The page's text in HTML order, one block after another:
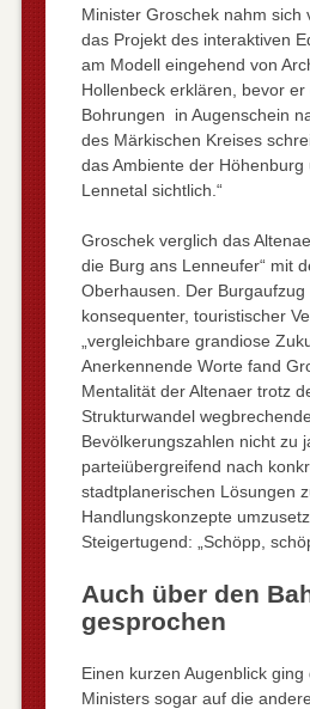
Minister Groschek nahm sich
das Projekt des interaktiven
am Modell eingehend von
Hollenbeck erklären, bevor
Bohrungen in Augenschein
des Märkischen Kreises
das Ambiente der Höhenburg
Lennetal sichtlich.“
Groschek verglich das
die Burg ans Lenneufer“ mit
Oberhausen. Der Burgaufzug
konsequenter, touristischer
„vergleichbare grandiose
Anerkennende Worte fand
Mentalität der Altenaer trotz
Strukturwandel
Bevölkerungszahlen nicht zu
parteiübergreifend nach
stadtplanerischen Lösungen
Handlungskonzepte
Steigertugend: „Schöpp,
Auch über den
gesprochen
Einen kurzen Augenblick
Ministers sogar auf die